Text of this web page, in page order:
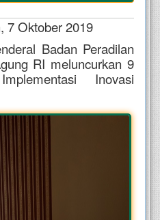
7 Oktober 2019
Badan Peradilan
RI meluncurkan 9
Inovasi